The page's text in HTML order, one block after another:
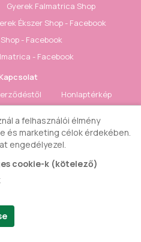
Gyerek Falmatrica Shop
Ékszer Shop - Facebook
- Facebook
- Facebook
Honlaptérkép
gyerek ékszerek
a felhasználói élmény
és marketing célok érdekében.
engedélyezel.
cookie-k (kötelező)